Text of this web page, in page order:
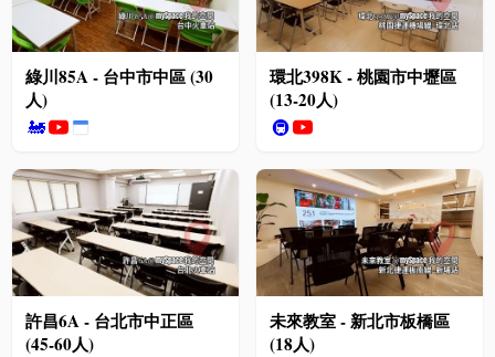
綠川85A - 台中市中區 (30
人)
🚂
環北398K - 桃園市中壢區
(13-20人)
🚇
許昌6A - 台北市中正區
(45-60人)
未來教室 - 新北市板橋區
(18人)